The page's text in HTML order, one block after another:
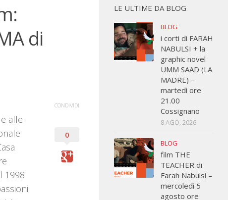
di
alle
1998
CONDIVIDI
0
LE ULTIME DA BLOG
BLOG
i corti di FARAH
NABULSI + la
graphic novel
UMM SAAD (LA
MADRE) –
martedì ore
21.00
Cossignano
8 AGO, 2026
BLOG
film THE
TEACHER di
Farah Nabulsi –
mercoledì 5
agosto ore